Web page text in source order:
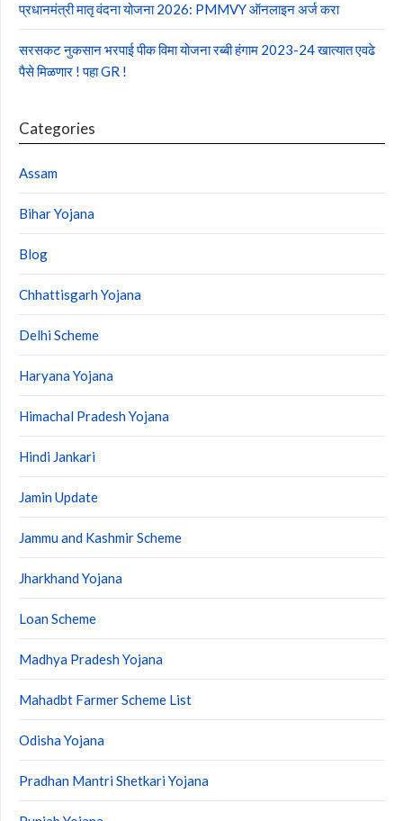
प्रधानमंत्री मातृ वंदना योजना 2026: PMMVY ऑनलाइन अर्ज करा
सरसकट नुकसान भरपाई पीक विमा योजना रब्बी हंगाम 2023-24 खात्यात एवढे
पैसे मिळणार ! पहा GR !
Categories
Assam
Bihar Yojana
Blog
Chhattisgarh Yojana
Delhi Scheme
Haryana Yojana
Himachal Pradesh Yojana
Hindi Jankari
Jamin Update
Jammu and Kashmir Scheme
Jharkhand Yojana
Loan Scheme
Madhya Pradesh Yojana
Mahadbt Farmer Scheme List
Odisha Yojana
Pradhan Mantri Shetkari Yojana